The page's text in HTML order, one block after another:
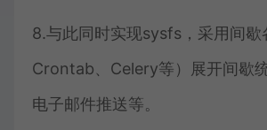
8.与此同时实现sysfs，采用间歇
Crontab、Celery等）展开间歇
电子邮件推送等。